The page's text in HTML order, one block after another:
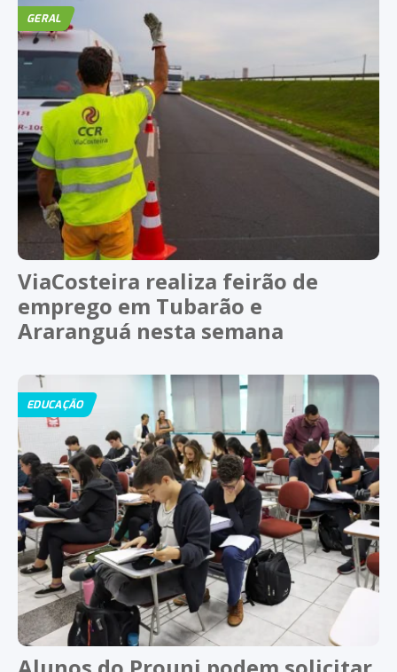
GERAL
ViaCosteira realiza feirão de
emprego em Tubarão e
Araranguá nesta semana
EDUCAÇÃO